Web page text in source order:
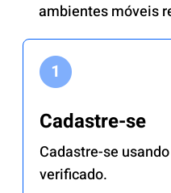
ambientes móveis
Cadastre-se
Cadastre-se
verificado.